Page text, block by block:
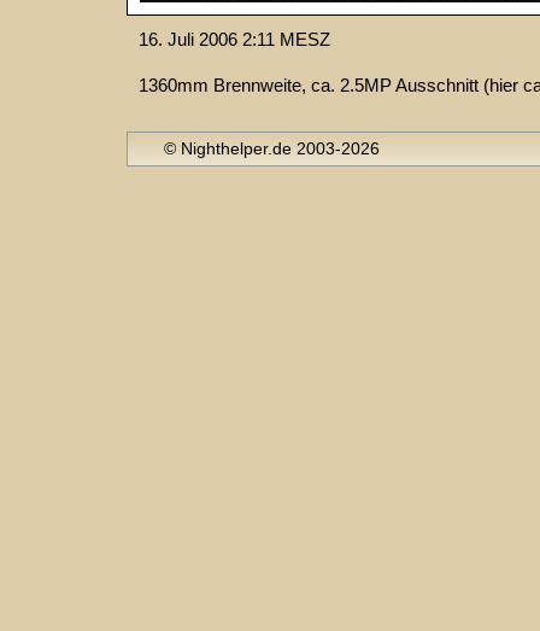
16. Juli 2006 2:11 MESZ
1360mm Brennweite, ca. 2.5MP Ausschnitt (hier
© Nighthelper.de 2003-2026